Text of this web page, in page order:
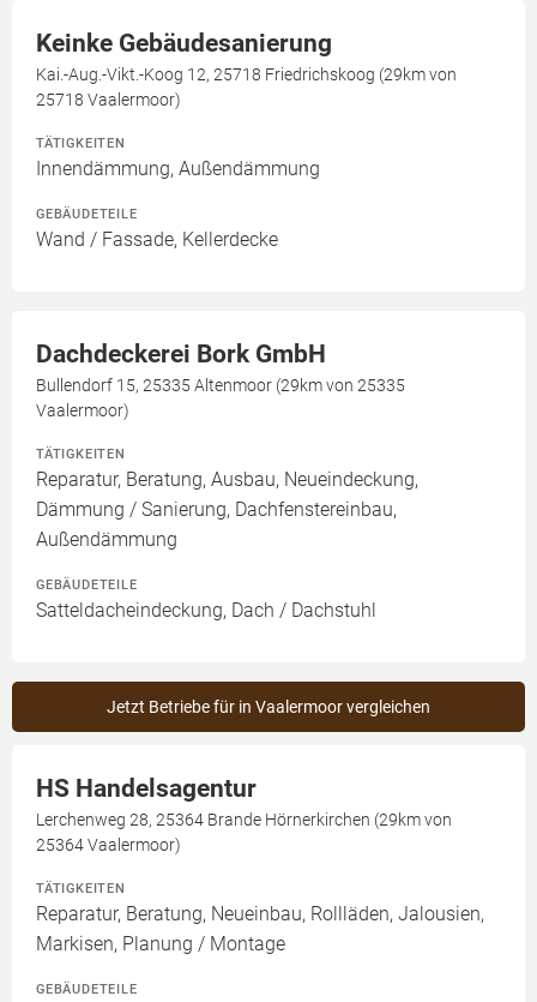
Keinke Gebäudesanierung
Kai.-Aug.-Vikt.-Koog 12, 25718 Friedrichskoog (29km von
25718 Vaalermoor)
TÄTIGKEITEN
Innendämmung, Außendämmung
GEBÄUDETEILE
Wand / Fassade, Kellerdecke
Dachdeckerei Bork GmbH
Bullendorf 15, 25335 Altenmoor (29km von 25335
Vaalermoor)
TÄTIGKEITEN
Reparatur, Beratung, Ausbau, Neueindeckung,
Dämmung / Sanierung, Dachfenstereinbau,
Außendämmung
GEBÄUDETEILE
Satteldacheindeckung, Dach / Dachstuhl
Jetzt Betriebe für in Vaalermoor vergleichen
HS Handelsagentur
Lerchenweg 28, 25364 Brande Hörnerkirchen (29km von
25364 Vaalermoor)
TÄTIGKEITEN
Reparatur, Beratung, Neueinbau, Rollläden, Jalousien,
Markisen, Planung / Montage
GEBÄUDETEILE